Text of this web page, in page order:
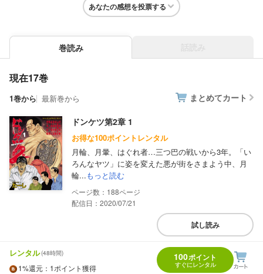
あなたの感想を投票する
巻読み
現在17巻
1巻から 最新巻から まとめてカート
ドンケツ第2章 1
お得な100ポイントレンタル
月輪、月暈、はぐれ者…三つ巴の戦いから3年。「い
ろんなヤツ」に姿を変えた悪が街をさまよう中、月
輪...もっと読む
188
配信日：2020/07/21
試し読み
レンタル(48時間)
1%還元 ：1ポイント獲得
100ポイント
すぐにレンタル